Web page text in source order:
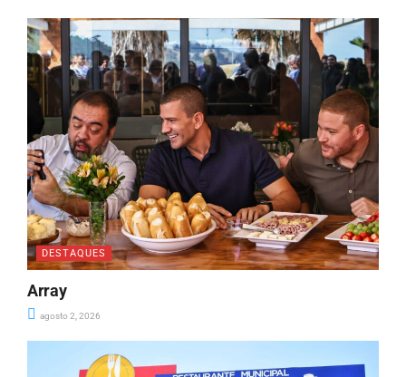
DESTAQUES
Array
agosto 2, 2026